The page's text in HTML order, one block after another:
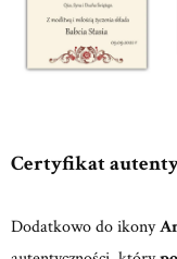
Certyfikat
Dodatkowo do ikony